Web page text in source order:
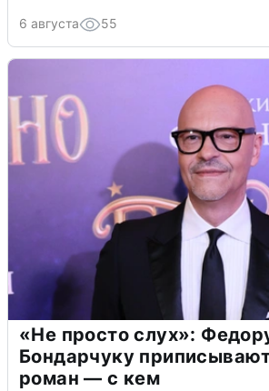
6 августа 55
«Не просто слух»:
Бондарчуку
роман — с кем